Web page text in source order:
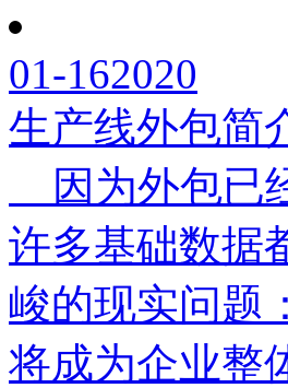
01-162020
生产线外包简
因为外包已
许多基础数据
峻的现实问题
将成为企业整